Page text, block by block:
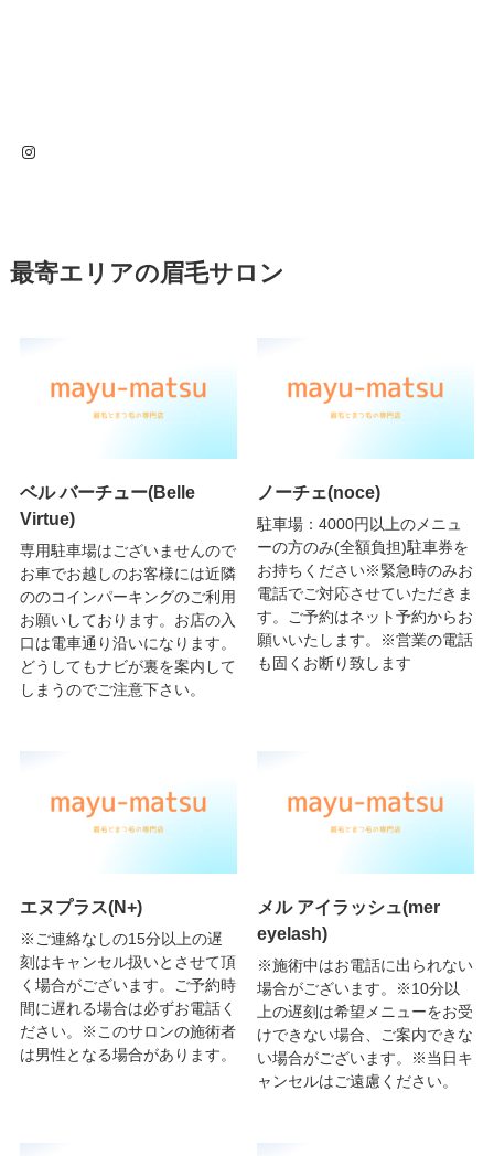
Instagram
最寄エリアの眉毛サロン
ベル バーチュー(Belle
Virtue)
専用駐車場はございませんので
お車でお越しのお客様には近隣
ののコインパーキングのご利用
お願いしております。お店の入
口は電車通り沿いになります。
どうしてもナビが裏を案内して
しまうのでご注意下さい。
ノーチェ(noce)
駐車場：4000円以上のメニュ
ーの方のみ(全額負担)駐車券を
お持ちください※緊急時のみお
電話でご対応させていただきま
す。ご予約はネット予約からお
願いいたします。※営業の電話
も固くお断り致します
エヌプラス(N+)
※ご連絡なしの15分以上の遅
刻はキャンセル扱いとさせて頂
く場合がございます。ご予約時
間に遅れる場合は必ずお電話く
ださい。※このサロンの施術者
は男性となる場合があります。
メル アイラッシュ(mer
eyelash)
※施術中はお電話に出られない
場合がございます。※10分以
上の遅刻は希望メニューをお受
けできない場合、ご案内できな
い場合がございます。※当日キ
ャンセルはご遠慮ください。